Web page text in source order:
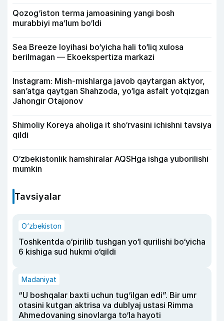
Qozog‘iston terma jamoasining yangi bosh
murabbiyi ma’lum bo‘ldi
Sea Breeze loyihasi bo‘yicha hali to‘liq xulosa
berilmagan — Ekoekspertiza markazi
Instagram: Mish-mishlarga javob qaytargan aktyor,
san’atga qaytgan Shahzoda, yo‘lga asfalt yotqizgan
Jahongir Otajonov
Shimoliy Koreya aholiga it sho‘rvasini ichishni tavsiya
qildi
O‘zbekistonlik hamshiralar AQSHga ishga yuborilishi
mumkin
Tavsiyalar
O‘zbekiston
Toshkentda o‘pirilib tushgan yo‘l qurilishi bo‘yicha
6 kishiga sud hukmi o‘qildi
Madaniyat
“U boshqalar baxti uchun tug‘ilgan edi”. Bir umr
otasini kutgan aktrisa va dublyaj ustasi Rimma
Ahmedovaning sinovlarga to‘la hayoti